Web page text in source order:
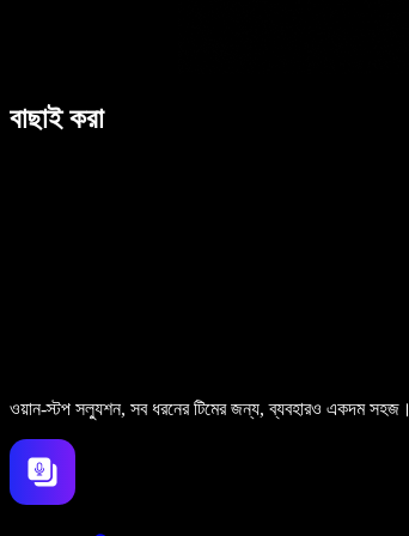
বাছাই করা
ওয়ান-স্টপ সল্যুশন, সব ধরনের টিমের জন্য, ব্যবহারও একদম সহজ।